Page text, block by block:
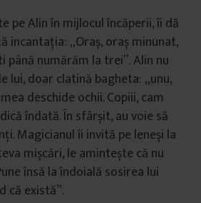
pe Alin în mijlocul încăperii, îi dă
incantația: „Oraș, oraș minunat,
numărăm la trei”. Alin nu
lui, doar clatină bagheta: „unu,
deschide ochii. Copiii, cam
îndată. În sfârșit, au voie să
Magicianul îi invită pe leneși la
mișcări, le amintește că nu
însă la îndoială sosirea lui
că există”.